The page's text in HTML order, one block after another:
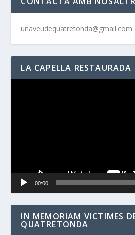
unaveudequatretonda@gmail.com
LA CAPELLA RESTAURADA
00:00
IN MEMORIAM VICTIMES
QUATRETONDA